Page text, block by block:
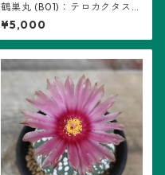
鶴巣丸 (B01)：テロカクタス属
※実生
¥5,000